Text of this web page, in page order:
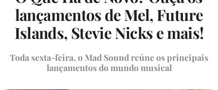
lançamentos de Mel, Future
Islands, Stevie Nicks e mais!
Toda sexta-feira, o Mad Sound reúne os principais
lançamentos do mundo musical